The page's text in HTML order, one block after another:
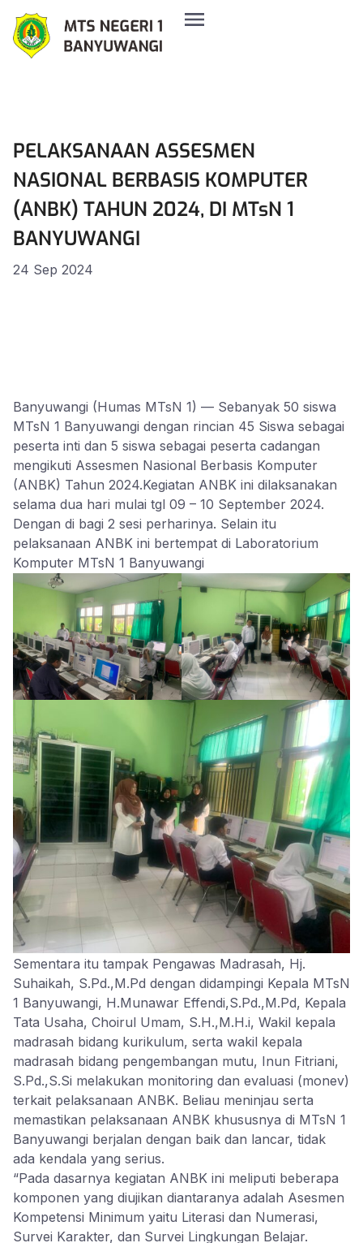
PELAKSANAAN ASSESMEN
NASIONAL BERBASIS KOMPUTER
(ANBK) TAHUN 2024, DI MTsN 1
BANYUWANGI
24 Sep 2024
Banyuwangi (Humas MTsN 1) — Sebanyak 50 siswa
MTsN 1 Banyuwangi dengan rincian 45 Siswa sebagai
peserta inti dan 5 siswa sebagai peserta cadangan
mengikuti Assesmen Nasional Berbasis Komputer
(ANBK) Tahun 2024.Kegiatan ANBK ini dilaksanakan
selama dua hari mulai tgl 09 – 10 September 2024.
Dengan di bagi 2 sesi perharinya. Selain itu
pelaksanaan ANBK ini bertempat di Laboratorium
Komputer MTsN 1 Banyuwangi
Sementara itu tampak Pengawas Madrasah, Hj.
Suhaikah, S.Pd.,M.Pd dengan didampingi Kepala MTsN
1 Banyuwangi, H.Munawar Effendi,S.Pd.,M.Pd, Kepala
Tata Usaha, Choirul Umam, S.H.,M.H.i, Wakil kepala
madrasah bidang kurikulum, serta wakil kepala
madrasah bidang pengembangan mutu, Inun Fitriani,
S.Pd.,S.Si melakukan monitoring dan evaluasi (monev)
terkait pelaksanaan ANBK. Beliau meninjau serta
memastikan pelaksanaan ANBK khususnya di MTsN 1
Banyuwangi berjalan dengan baik dan lancar, tidak
ada kendala yang serius.
“Pada dasarnya kegiatan ANBK ini meliputi beberapa
komponen yang diujikan diantaranya adalah Asesmen
Kompetensi Minimum yaitu Literasi dan Numerasi,
Survei Karakter, dan Survei Lingkungan Belajar.